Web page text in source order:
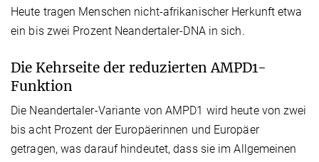
Heute tragen Menschen nicht-afrikanischer Herkunft etwa
ein bis zwei Prozent Neandertaler-DNA in sich.
Die Kehrseite der reduzierten AMPD1-
Funktion
Die Neandertaler-Variante von AMPD1 wird heute von zwei
bis acht Prozent der Europäerinnen und Europäer
getragen, was darauf hindeutet, dass sie im Allgemeinen